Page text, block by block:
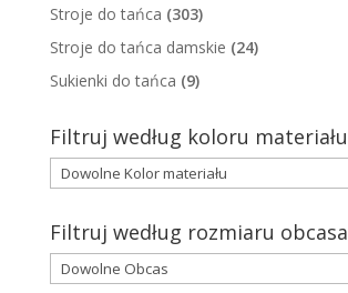
Stroje do tańca (303)
Stroje do tańca damskie (24)
Sukienki do tańca (9)
Filtruj według koloru materiału
Filtruj według rozmiaru obcasa